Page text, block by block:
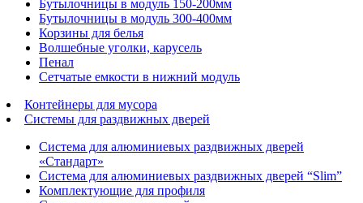
Бутылочницы в модуль 150-200мм
Бутылочницы в модуль 300-400мм
Корзины для белья
Волшебные уголки, карусель
Пенал
Cетчатые емкости в нижний модуль
Контейнеры для мусора
Системы для раздвижных дверей
Система для алюминиевых раздвижных дверей
«Стандарт»
Система для алюминиевых раздвижных дверей “Slim”
Комплектующие для профиля